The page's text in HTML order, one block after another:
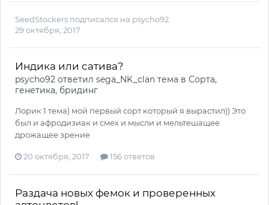
SeedStockers подписался на psycho92
29 октября, 2017
Индика или сатива?
psycho92 ответил sega_NK_clan тема в Сорта,
генетика, бридинг
Лорик 1 тема) мой первый сорт который я вырастил)) Это
был и афродизиак и смех и мысли и мельтешащее
дрожащее зрение
20 октября, 2017 156 ответов
Раздача новых фемок и проверенных